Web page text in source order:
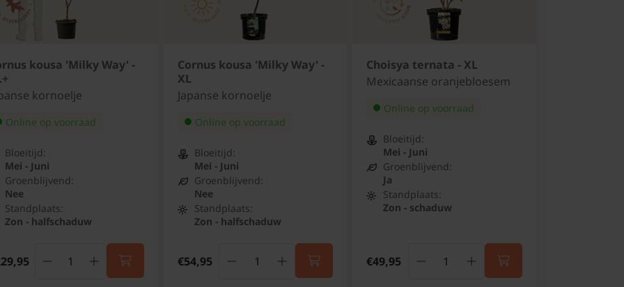
kousa 'Milky Way' -
kornoelje
Online op voorraad
Bloeitijd:
Mei - Juni
Groenblijvend:
Nee
Standplaats:
Zon - halfschaduw
Cornus kousa 'Milky Way' -
XL
Japanse kornoelje
Online op voorraad
Bloeitijd:
Mei - Juni
Groenblijvend:
Nee
Standplaats:
Zon - halfschaduw
€54,95
Choisya ternata - XL
Mexicaanse oranjebloesem
Online op voorraad
Bloeitijd:
Mei - Juni
Groenblijvend:
Ja
Standplaats:
Zon - schaduw
€49,95